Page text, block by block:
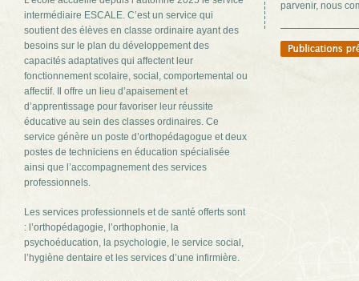
intermédiaire ESCALE. C’est un service qui
soutient des élèves en classe ordinaire ayant des
besoins sur le plan du développement des
capacités adaptatives qui affectent leur
fonctionnement scolaire, social, comportemental ou
affectif. Il offre un lieu d’apaisement et
d’apprentissage pour favoriser leur réussite
éducative au sein des classes ordinaires. Ce
service génère un poste d’orthopédagogue et deux
postes de techniciens en éducation spécialisée
ainsi que l’accompagnement des services
professionnels.
Les services professionnels et de santé offerts sont
: l’orthopédagogie, l’orthophonie, la
psychoéducation, la psychologie, le service social,
l’hygiène dentaire et les services d’une infirmière.
parvenir, nous